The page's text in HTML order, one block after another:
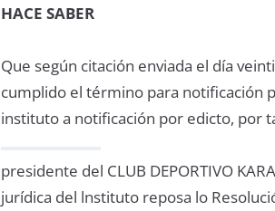
HACE SABER
Que según citación enviada el día
cumplido el término para notificación
instituto a notificación por edicto, por
presidente del CLUB DEPORTIVO
jurídica del lnstituto reposa lo